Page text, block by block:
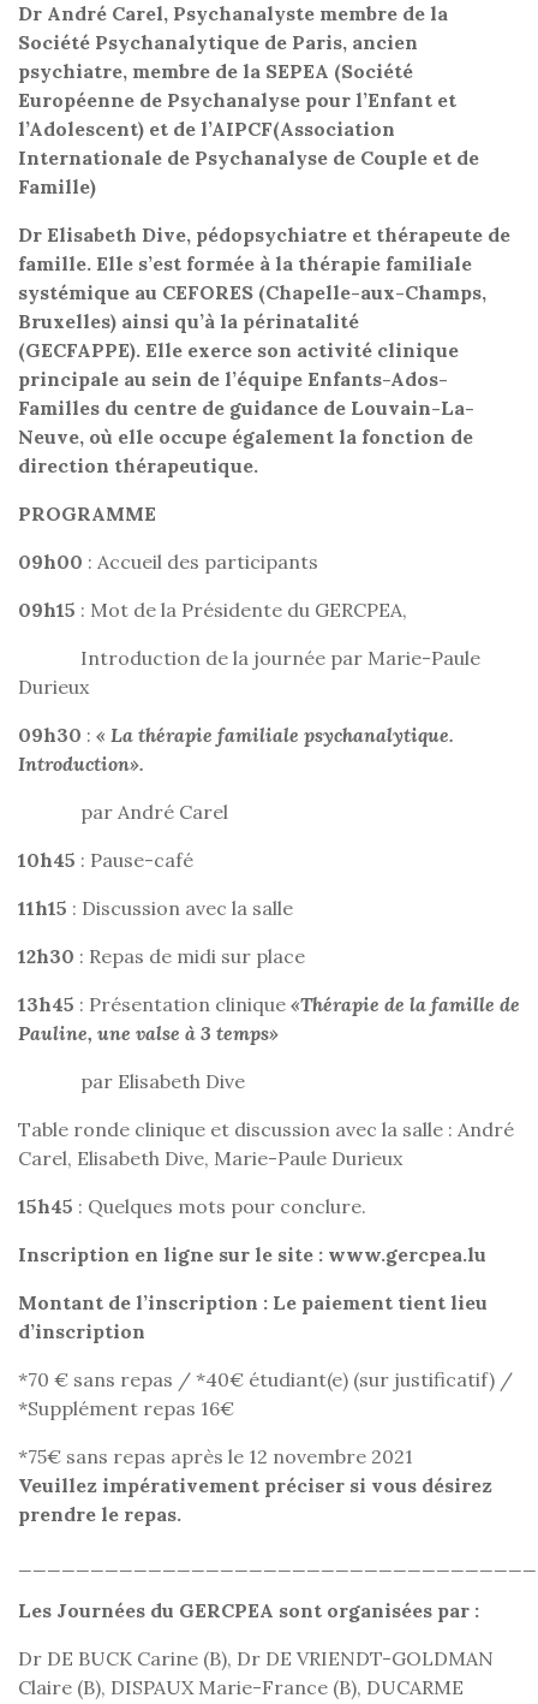
Dr André Carel, Psychanalyste membre de la
Société Psychanalytique de Paris, ancien
psychiatre, membre de la SEPEA (Société
Européenne de Psychanalyse pour l’Enfant et
l’Adolescent) et de l’AIPCF(Association
Internationale de Psychanalyse de Couple et de
Famille)
Dr Elisabeth Dive, pédopsychiatre et thérapeute de
famille. Elle s’est formée à la thérapie familiale
systémique au CEFORES (Chapelle-aux-Champs,
Bruxelles) ainsi qu’à la périnatalité
(GECFAPPE). Elle exerce son activité clinique
principale au sein de l’équipe Enfants-Ados-
Familles du centre de guidance de Louvain-La-
Neuve, où elle occupe également la fonction de
direction thérapeutique.
PROGRAMME
09h00 : Accueil des participants
09h15 : Mot de la Présidente du GERCPEA,
Introduction de la journée par Marie-Paule
Durieux
09h30 : « La thérapie familiale psychanalytique.
Introduction».
par André Carel
10h45 : Pause-café
11h15 : Discussion avec la salle
12h30 : Repas de midi sur place
13h45 : Présentation clinique «Thérapie de la famille de
Pauline, une valse à 3 temps»
par Elisabeth Dive
Table ronde clinique et discussion avec la salle : André
Carel, Elisabeth Dive, Marie-Paule Durieux
15h45 : Quelques mots pour conclure.
Inscription en ligne sur le site : www.gercpea.lu
Montant de l’inscription : Le paiement tient lieu
d’inscription
*70 € sans repas / *40€ étudiant(e) (sur justificatif) /
*Supplément repas 16€
*75€ sans repas après le 12 novembre 2021
Veuillez impérativement préciser si vous désirez
prendre le repas.
Les Journées du GERCPEA sont organisées par :
Dr DE BUCK Carine (B), Dr DE VRIENDT-GOLDMAN
Claire (B), DISPAUX Marie-France (B), DUCARME